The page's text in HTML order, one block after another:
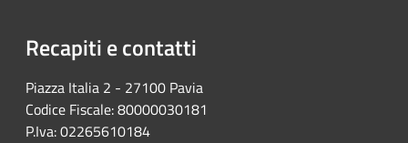
Recapiti e contatti
Piazza Italia 2 - 27100 Pavia
Codice Fiscale: 80000030181
P.Iva: 02265610184